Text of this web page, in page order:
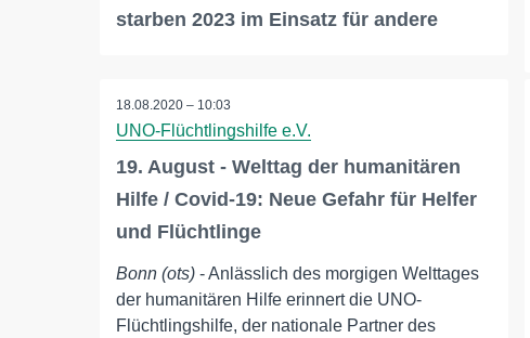
starben 2023 im Einsatz für andere
18.08.2020 – 10:03
UNO-Flüchtlingshilfe e.V.
19. August - Welttag der humanitären
Hilfe / Covid-19: Neue Gefahr für Helfer
und Flüchtlinge
Bonn (ots) - Anlässlich des morgigen Welttages
der humanitären Hilfe erinnert die UNO-
Flüchtlingshilfe, der nationale Partner des